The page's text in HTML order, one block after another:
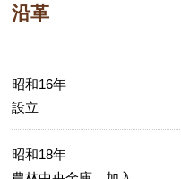
沿革
昭和16年
設立
昭和18年